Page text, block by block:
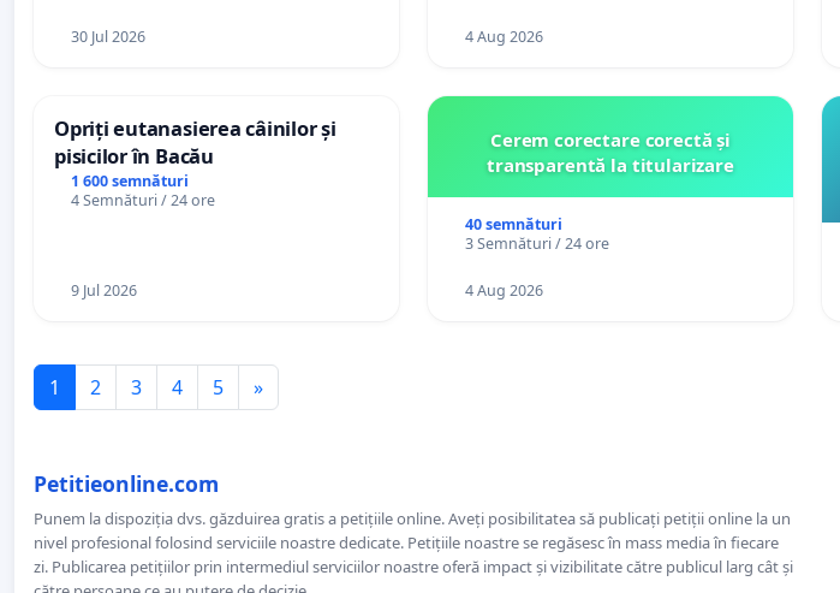
30 Jul 2026 4 Aug 2026
Opriți eutanasierea câinilor și
pisicilor în Bacău
1 600 semnături
4 Semnături / 24 ore
9 Jul 2026
Cerem corectare corectă și
transparentă la titularizare
40 semnături
3 Semnături / 24 ore
4 Aug 2026
1 2 3 4 5 »
Petitieonline.com
Punem la dispoziția dvs. găzduirea gratis a petițiile online. Aveți posibilitatea să publicați petiții online la un
nivel profesional folosind serviciile noastre dedicate. Petițiile noastre se regăsesc în mass media în fiecare
zi. Publicarea petițiilor prin intermediul serviciilor noastre oferă impact și vizibilitate către publicul larg cât și